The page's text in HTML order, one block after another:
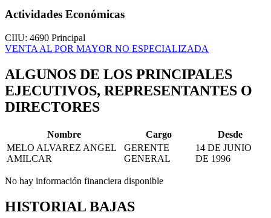
Actividades Económicas
CIIU: 4690 Principal
VENTA AL POR MAYOR NO ESPECIALIZADA
ALGUNOS DE LOS PRINCIPALES
EJECUTIVOS, REPRESENTANTES O
DIRECTORES
Nombre Cargo
Desde
MELO ALVAREZ ANGEL
AMILCAR
GERENTE
GENERAL
14 DE JUNIO
DE 1996
No hay información financiera disponible
HISTORIAL BAJAS